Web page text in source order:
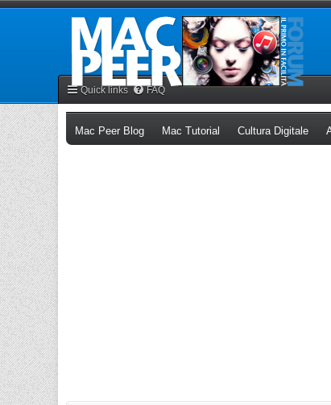
Quick links FAQ
Mac Peer Blog(Opens a new tab)
Mac Tutorial (Opens a new tab)
Cultura Digitale